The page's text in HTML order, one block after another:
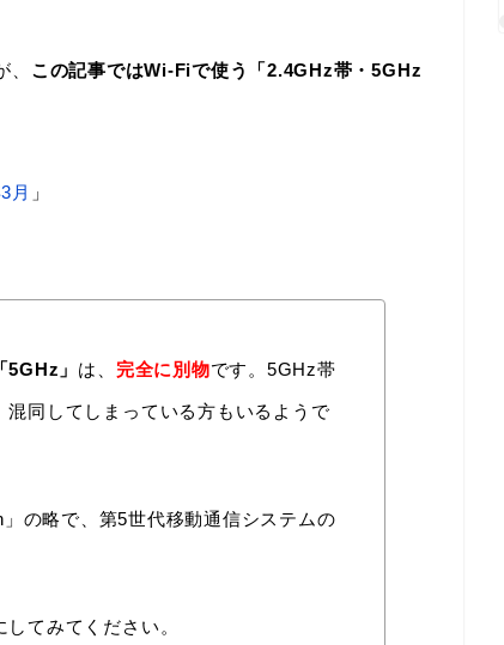
この記事ではWi-Fiで使う「2.4GHz帯・5GHz
月 」
」 は、 完全に別物です。5GHz帯
同してしまっている方もいるようで
の略で、第5世代移動通信システムの
てみてください。